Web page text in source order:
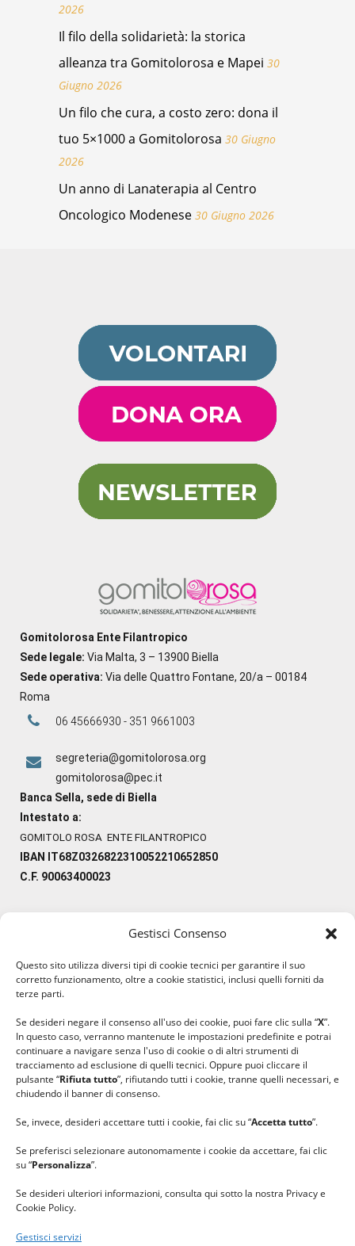
Gestisci Consenso
Questo sito utilizza diversi tipi di cookie tecnici per garantire il suo
corretto funzionamento, oltre a cookie statistici, inclusi quelli forniti da
terze parti.
Se desideri negare il consenso all'uso dei cookie, puoi fare clic sulla “X”.
In questo caso, verranno mantenute le impostazioni predefinite e potrai
continuare a navigare senza l'uso di cookie o di altri strumenti di
tracciamento ad esclusione di quelli tecnici. Oppure puoi cliccare il
pulsante “Rifiuta tutto”, rifiutando tutti i cookie, tranne quelli necessari, e
chiudendo il banner di consenso.
Se, invece, desideri accettare tutti i cookie, fai clic su “Accetta tutto”.
Se preferisci selezionare autonomamente i cookie da accettare, fai clic
su “Personalizza”.
Se desideri ulteriori informazioni, consulta qui sotto la nostra Privacy e
Cookie Policy.
Gestisci servizi
2026
Il filo della solidarietà: la storica
alleanza tra Gomitolorosa e Mapei 30
Giugno 2026
Un filo che cura, a costo zero: dona il
tuo 5×1000 a Gomitolorosa 30 Giugno
2026
Un anno di Lanaterapia al Centro
Oncologico Modenese 30 Giugno 2026
Gomitolorosa Ente Filantropico
Sede legale: Via Malta, 3 – 13900 Biella
Sede operativa: Via delle Quattro Fontane, 20/a – 00184
Roma
06 45666930 - 351 9661003
segreteria@gomitolorosa.org
gomitolorosa@pec.it
Banca Sella, sede di Biella
Intestato a:
GOMITOLO ROSA ENTE FILANTROPICO
IBAN IT68Z0326822310052210652850
C.F. 90063400023
#lanaterapia
#ilcaloredellempatia